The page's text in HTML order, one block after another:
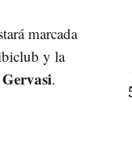
marcada
y la
.